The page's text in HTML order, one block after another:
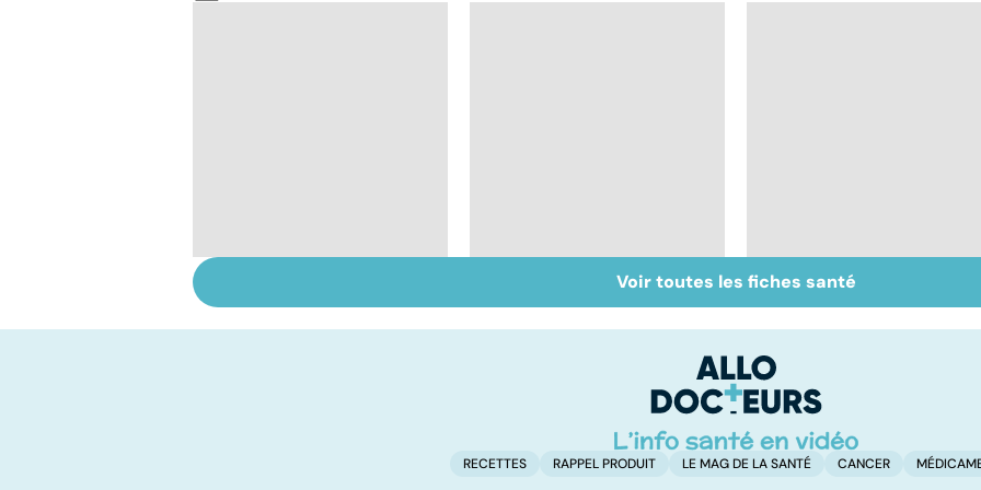
thérapie manuelle
Migraines : comment
s'en sortir ?
Dérèglement
hormonal : et si
Voir toutes les fiches santé
RECETTES RAPPEL PRODUIT LE MAG DE LA SANTÉ CANCER